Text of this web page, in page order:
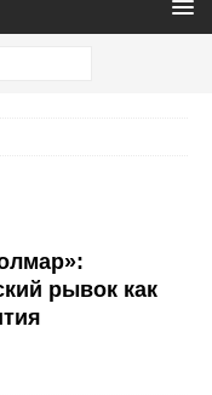
рывок как